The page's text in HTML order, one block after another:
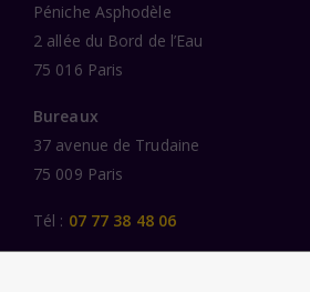
Péniche Asphodèle
2 allée du Bord de l’Eau
75 016 Paris
Bureaux
37 avenue de Trudaine
75 009 Paris
Tél : 07 77 38 48 06